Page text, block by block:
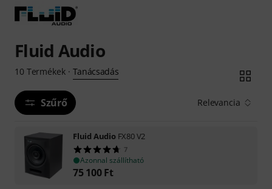
Fluid Audio
10 Termékek· Tanácsadás
Szűrő Relevancia
Fluid Audio FX80 V2
7
Azonnal szállítható
75 100 Ft